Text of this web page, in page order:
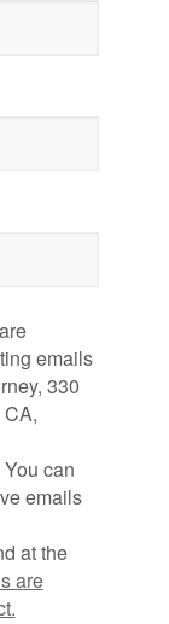
emails
330
can
emails
at the
are